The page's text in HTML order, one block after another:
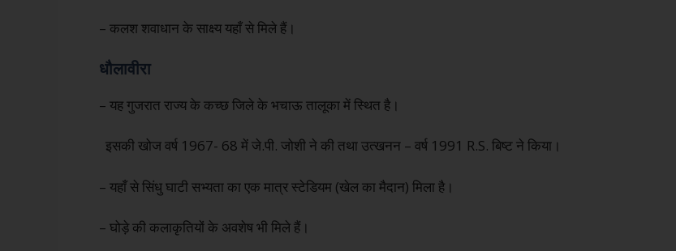
– कलश शवाधान के साक्ष्य यहाँ से मिले हैं।
धौलावीरा
– यह गुजरात राज्य के कच्छ जिले के भचाऊ तालूका में स्थित है।
इसकी खोज वर्ष 1967- 68 में जे.पी. जोशी ने की तथा उत्खनन – वर्ष 1991 R.S. बिष्ट ने किया।
– यहाँ से सिंधु घाटी सभ्यता का एक मात्र स्टेडियम (खेल का मैदान) मिला है।
– घोड़े की कलाकृतियों के अवशेष भी मिले हैं।